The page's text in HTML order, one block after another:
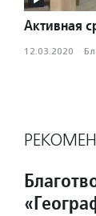
Активная
12.03.2020 ·